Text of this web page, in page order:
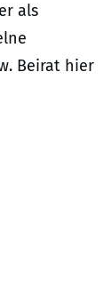
als
Beirat hier